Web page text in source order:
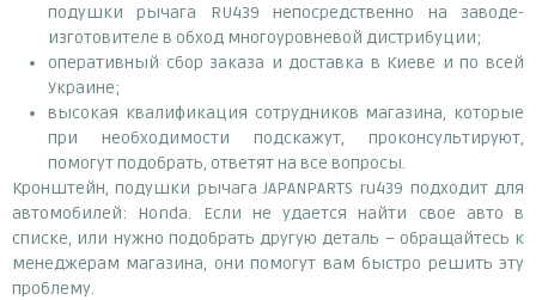
подушки рычага RU439 непосредственно на заводе-
изготовителе в обход многоуровневой дистрибуции;
оперативный сбор заказа и доставка в Киеве и по всей
Украине;
высокая квалификация сотрудников магазина, которые
при необходимости подскажут, проконсультируют,
помогут подобрать, ответят на все вопросы.
Кронштейн, подушки рычага JAPANPARTS ru439 подходит для
автомобилей: Honda. Если не удается найти свое авто в
списке, или нужно подобрать другую деталь – обращайтесь к
менеджерам магазина, они помогут вам быстро решить эту
проблему.